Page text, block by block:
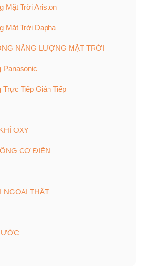
Mặt Trời Ariston
Mặt Trời Dapha
NĂNG LƯỢNG MẶT TRỜI
Panasonic
Tiếp Gián Tiếp
OXY
CƠ ĐIỆN
NGOẠI THẤT